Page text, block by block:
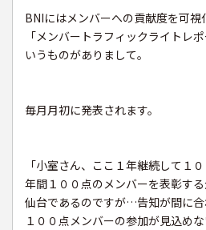
BNIにはメンバーへの貢献度を可視
「メンバートラフィックライトレ
いうものがありまして。
毎月月初に発表されます。
「小室さん、ここ１年継続して１
年間１００点のメンバーを表彰す
仙台であるのですが…告知が間に合
１００点メンバーの参加が見込め